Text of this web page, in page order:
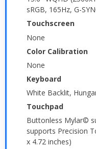
sRGB, 165Hz, G-
Touchscreen
None
Color Calibration
None
Keyboard
White Backlit,
Touchpad
Buttonless Mylar©
supports Precision
x 4.72 inches)